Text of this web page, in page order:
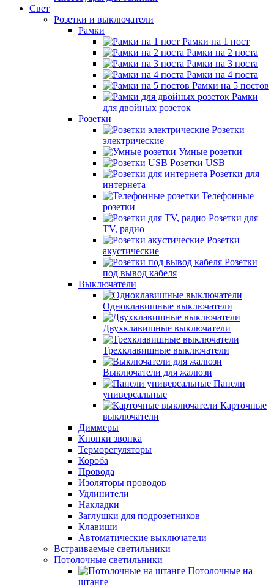
Свет
Розетки и выключатели
Рамки
Рамки на 1 пост
Рамки на 2 поста
Рамки на 3 поста
Рамки на 4 поста
Рамки на 5 постов
Рамки
для двойных розеток
Розетки
Розетки
электрические
Умные розетки
Розетки USB
Розетки для
интернета
Телефонные
розетки
Розетки для
TV, радио
Розетки
акустические
Розетки
под вывод кабеля
Выключатели
Одноклавишные выключатели
Двухклавишные выключатели
Трехклавишные выключатели
Выключатели для жалюзи
Панели
универсальные
Карточные
выключатели
Диммеры
Кнопки звонка
Терморегуляторы
Короба
Провода
Изоляторы проводов
Удлинители
Накладки
Заглушки для подрозетников
Клавиши
Автоматические выключатели
Встраиваемые светильники
Потолочные светильники
Потолочные на
штанге